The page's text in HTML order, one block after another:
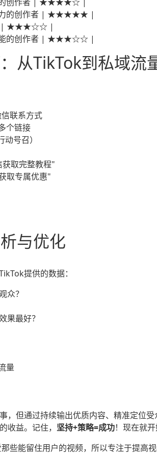
力的创作者 | ★★★★★ |
| ★★★☆☆ |
能的创作者 | ★★★☆☆ |
从TikTok到私域流
联系方式
个链接
号召）
取完整教程"
取专属优惠"
与优化
提供的数据：
众？
果最好？
量
，但通过持续输出优质内容、精准定位
收益。记住， 坚持+策略=成功！现在就开
些能留住用户的视频，所以专注于提高